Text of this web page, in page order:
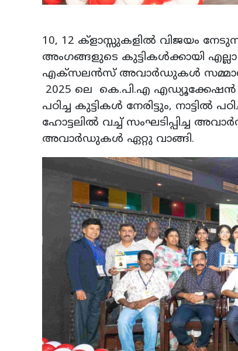
10, 12 ക്ളാസ്സുകളില്‍ വിജയം
അംഗങ്ങളുടെ കുട്ടികള്‍ക്കായി
എക്‌സലന്‍സ് അവാര്‍ഡുകള്‍
2025 ലെ കെ.പി.എ
പഠിച്ച കുട്ടികള്‍ നേരിട്ടും,
ഹോട്ടലില്‍ വച്ച് സംഘടിപ്പിച്ച
അവാര്‍ഡുകള്‍ ഏറ്റു വാങ്ങി.